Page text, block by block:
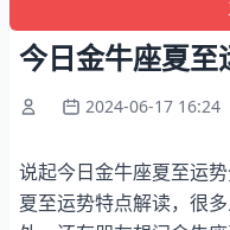
今日金牛座夏
2024-06-17 16:24
说起今日金牛座夏至运
夏至运势特点解读，很